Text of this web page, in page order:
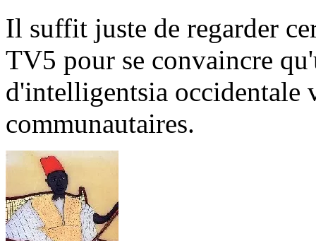
Il suffit juste de regarder
TV5 pour se convaincre
d'intelligentsia occidentale
communautaires.